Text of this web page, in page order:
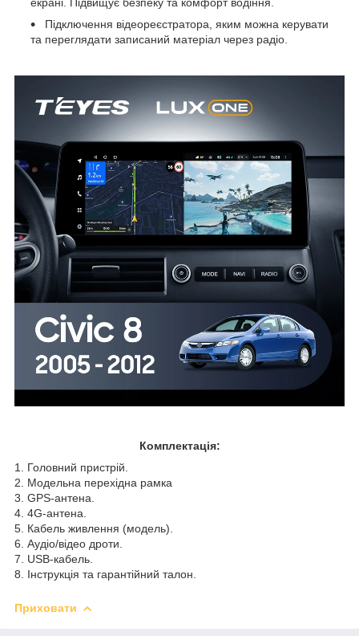
Підключення відеореєстратора, яким можна керувати
та переглядати записаний матеріал через радіо.
Комплектація:
1. Головний пристрій.
2. Модельна перехідна рамка
3. GPS-антена.
4. 4G-антена.
5. Кабель живлення (модель).
6. Аудіо/відео дроти.
7. USB-кабель.
8. Інструкція та гарантійний талон.
Приховати